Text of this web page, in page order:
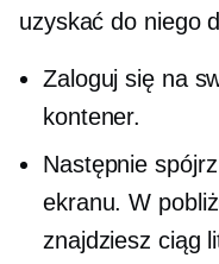
uzyskać do niego
Zaloguj się na
kontener.
Następnie
ekranu. W
znajdziesz ciąg